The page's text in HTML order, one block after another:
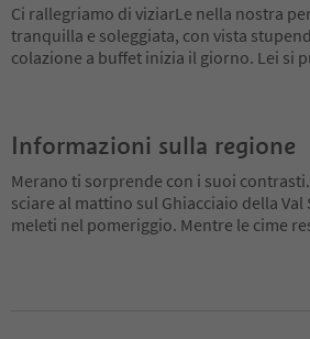
Ci rallegriamo di viziarLe nella nostra
tranquilla e soleggiata, con vista
colazione a buffet inizia il giorno. Lei si
Informazioni sulla regione
Merano ti sorprende con i suoi
sciare al mattino sul Ghiacciaio della Val
meleti nel pomeriggio. Mentre le cime